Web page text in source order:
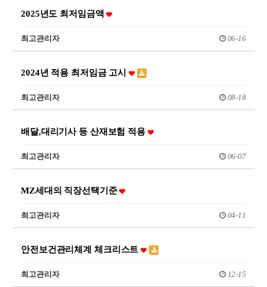
2025년도 최저임금액
최고관리자 06-16
2024년 적용 최저임금 고시
최고관리자 08-18
배달,대리기사 등 산재보험 적용
최고관리자 06-07
MZ세대의 직장선택기준
최고관리자 04-11
안전보건관리체계 체크리스트
최고관리자 12-15